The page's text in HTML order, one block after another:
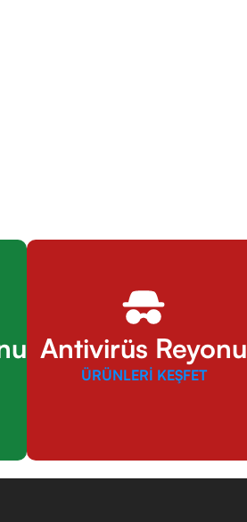
Antivirüs Reyonu
ÜRÜNLERİ KEŞFET